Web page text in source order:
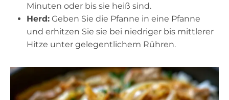
Minuten oder bis sie heiß sind.
Herd: Geben Sie die Pfanne in eine Pfanne
und erhitzen Sie sie bei niedriger bis mittlerer
Hitze unter gelegentlichem Rühren.